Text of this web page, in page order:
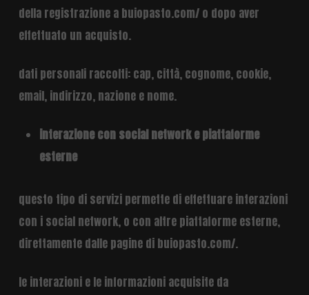
della registrazione a buiopasto.com/ o dopo aver
effettuato un acquisto.
dati personali raccolti: cap, città, cognome, cookie,
email, indirizzo, nazione e nome.
interazione con social network e piattaforme
esterne
questo tipo di servizi permette di effettuare interazioni
con i social network, o con altre piattaforme esterne,
direttamente dalle pagine di buiopasto.com/.
le interazioni e le informazioni acquisite da